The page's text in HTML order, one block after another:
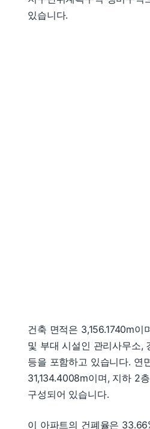
있습니다.
건축 면적은 3,156.1740m이
및 부대 시설인 관리사무소,
등을 포함하고 있습니다. 연
31,134.4008m이며, 지하 2
구성되어 있습니다.
이 아파트의 건폐율은